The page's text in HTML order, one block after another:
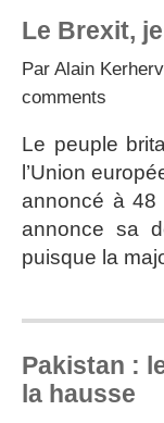
Le Brexit,
Par Alain
comments
Le peuple
l’Union
annoncé à 48
annonce sa
puisque la
Pakistan :
la hausse